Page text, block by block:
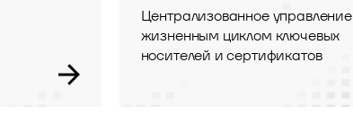
Централизованное управление
жизненным циклом ключевых
носителей и сертификатов